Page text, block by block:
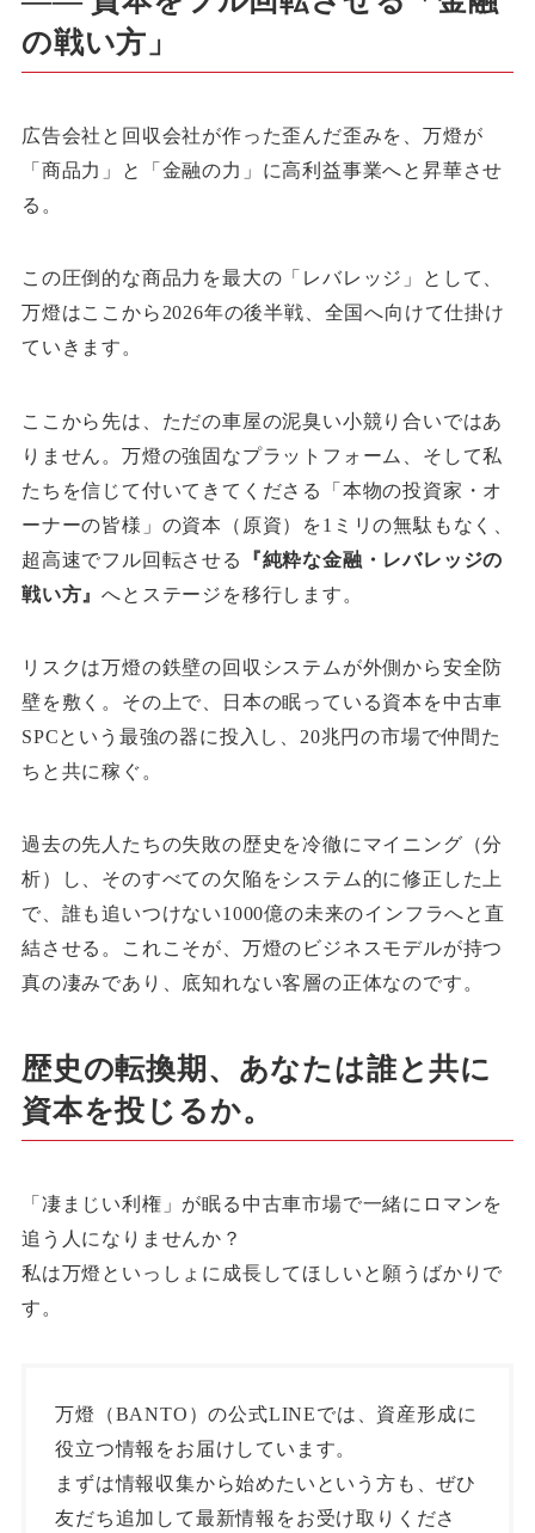
の戦い方」
広告会社と回収会社が作った歪んだ歪みを、万燈が
「商品力」と「金融の力」に高利益事業へと昇華させ
る。
この圧倒的な商品力を最大の「レバレッジ」として、
万燈はここから2026年の後半戦、全国へ向けて仕掛け
ていきます。
ここから先は、ただの車屋の泥臭い小競り合いではあ
りません。万燈の強固なプラットフォーム、そして私
たちを信じて付いてきてくださる「本物の投資家・オ
ーナーの皆様」の資本（原資）を1ミリの無駄もなく、
超高速でフル回転させる
『純粋な金融・レバレッジの
戦い方』へとステージを移行します。
リスクは万燈の鉄壁の回収システムが外側から安全防
壁を敷く。その上で、日本の眠っている資本を中古車
SPCという最強の器に投入し、20兆円の市場で仲間た
ちと共に稼ぐ。
過去の先人たちの失敗の歴史を冷徹にマイニング（分
析）し、そのすべての欠陥をシステム的に修正した上
で、誰も追いつけない1000億の未来のインフラへと直
結させる。これこそが、万燈のビジネスモデルが持つ
真の凄みであり、底知れない客層の正体なのです。
歴史の転換期、あなたは誰と共に
資本を投じるか。
「凄まじい利権」が眠る中古車市場で一緒にロマンを
追う人になりませんか？
私は万燈といっしょに成長してほしいと願うばかりで
す。
万燈（BANTO）の公式LINEでは、資産形成に
役立つ情報をお届けしています。
まずは情報収集から始めたいという方も、ぜひ
友だち追加して最新情報をお受け取りくださ